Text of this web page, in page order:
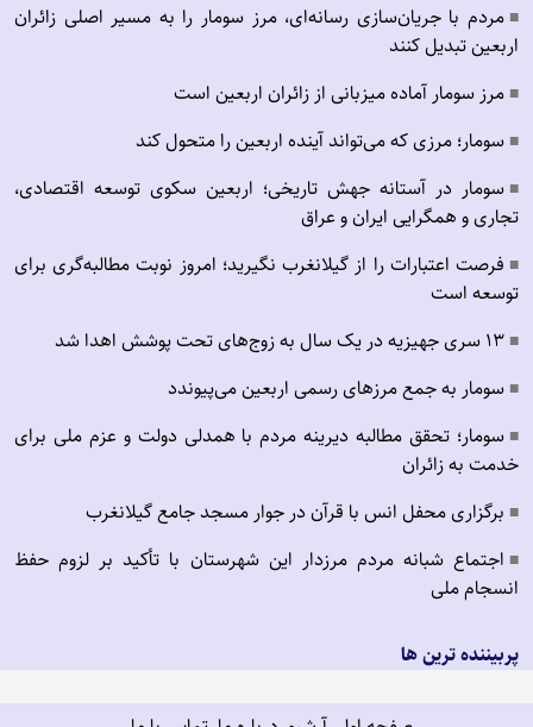
■ مردم با جریان‌سازی رسانه‌ای، مرز سومار را به مسیر اصلی زائران
اربعین تبدیل کنند
■ مرز سومار آماده میزبانی از زائران اربعین است
■ سومار؛ مرزی که می‌تواند آینده اربعین را متحول کند
■ سومار در آستانه جهش تاریخی؛ اربعین سکوی توسعه اقتصادی،
تجاری و همگرایی ایران و عراق
■ فرصت اعتبارات را از گیلانغرب نگیرید؛ امروز نوبت مطالبه‌گری برای
توسعه است
■ ۱۳ سری جهیزیه در یک سال به زوج‌های تحت پوشش اهدا شد
■ سومار به جمع مرزهای رسمی اربعین می‌پیوندد
■ سومار؛ تحقق مطالبه دیرینه مردم با همدلی دولت و عزم ملی برای
خدمت به زائران
■ برگزاری محفل انس با قرآن در جوار مسجد جامع گیلانغرب
■ اجتماع شبانه مردم مرزدار این شهرستان با تأکید بر لزوم حفظ
انسجام ملی
پربیننده ترین ها